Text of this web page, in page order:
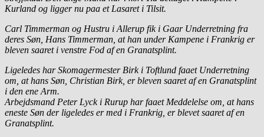
Kurland og ligger nu paa et Lasaret i Tilsit.
Carl Timmerman og Hustru i Allerup fik i Gaar Underretning fra
deres Søn, Hans Timmerman, at han under Kampene i Frankrig er
bleven saaret i venstre Fod af en Granatsplint.
Ligeledes har Skomagermester Birk i Toftlund faaet Underretning
om, at hans Søn, Christian Birk, er bleven saaret af en Granatsplint
i den ene Arm.
Arbejdsmand Peter Lyck i Rurup har faaet Meddelelse om, at hans
eneste Søn der ligeledes er med i Frankrig, er blevet saaret af en
Granatsplint.